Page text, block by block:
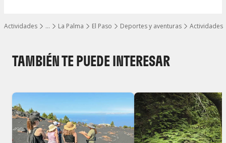
…
Mostrar todos los niveles
Actividades La Palma El Paso Deportes y aventuras Actividades
TAMBIÉN TE PUEDE INTERESAR